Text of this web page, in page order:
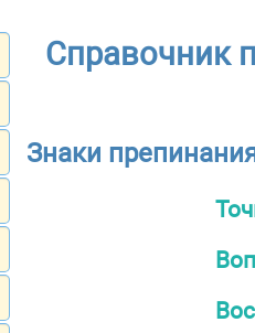
Справочник
Знаки